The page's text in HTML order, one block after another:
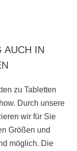
AUCH IN
zu Tabletten
Durch unsere
wir für Sie
Größen und
möglich. Die